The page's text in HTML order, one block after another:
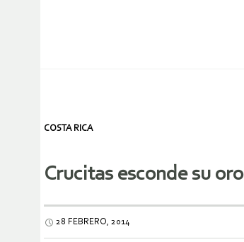
COSTA RICA
Crucitas esconde su oro
28 FEBRERO, 2014